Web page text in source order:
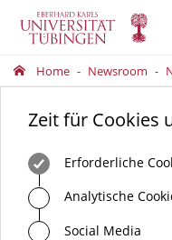
Home Newsroom
Zeit für Cookies
Erforderliche
Analytische
Social Media